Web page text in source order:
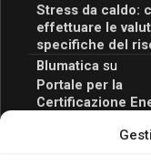
Stress da caldo:
effettuare le
specifiche del
Blumaticasu
Portale per la
Certificazione
scopri il Corso